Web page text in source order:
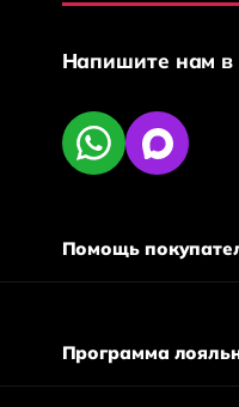
Напишите нам
Помощь
Программа